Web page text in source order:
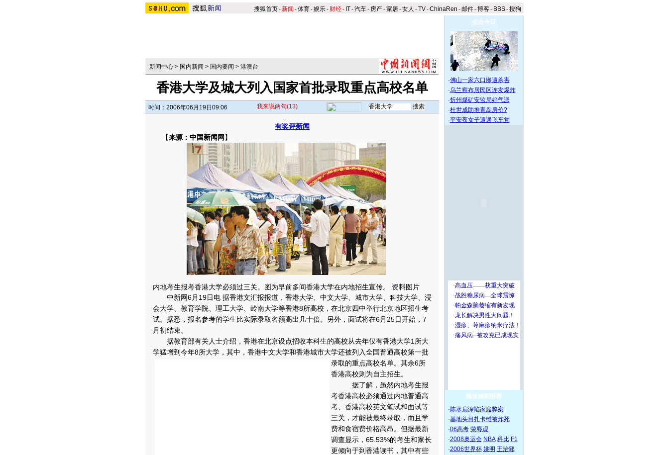
搜狐首页-新闻 -体育-娱乐- 财经- IT-汽车- 房产-家居-女人 -TV-ChinaRen -邮件-博客- BBS-搜狗
新闻中心 > 国内新闻 > 国内要闻 > 港澳台
香港大学及城大列入国家首批录取重点高校名单
时间：2006年06月19日09:06 我来说两句(13)
有奖评新闻
【来源：中国新闻网 】
内地考生报考香港大学必须过三关。图为早前多间香港大学在内地招生宣传。 资料图片
中新网6月19日电 据香港文汇报报道，香港大学、中文大学、城市大学、科技大学、浸
会大学、教育学院、理工大学、岭南大学等香港8所高校，在北京四中举行北京地区招生考
试。据悉，报名参考的学生比实际录取名额高出几十倍。另外，面试将在6月25日开始，7
月初结束。
据教育部有关人士介绍，香港在北京设点招收本科生的高校从去年仅有香港大学1所大
学猛增到今年8所大学，其中，香港中文大学和香港城市大学还被列入全国普通高校第一批
录取的重点高校名单。 其余6所
香港高校则为自主招生。
据了解，虽然内地考生报
考香港高校必须通过内地普通高
考、香港高校英文笔试和面试等
三关，才能被最终录取，而且学
费和食宿费价格高昂。但据最新
调查显示，65.53%的考生和家长
更倾向于到香港读书，其中有些
点击今日
·佛山一家六口惨遭杀害
·乌兰察布居民区连发爆炸
·忻州煤矿安监局好气派
·杜世成助推青岛房价?
·平安夜女子遭遇飞车党
频道精彩推荐
·陈水扁深陷家庭弊案
·基地头目扎卡维被炸死
·06高考 荣辱观
·2008奥运会 NBA 科比 F1
·2006世界杯 姚明 王治郅